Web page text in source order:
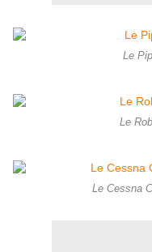
Le
Le
Le Cessna